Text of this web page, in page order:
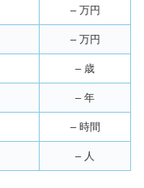
– 万円
– 万円
– 歳
– 年
– 時間
– 人